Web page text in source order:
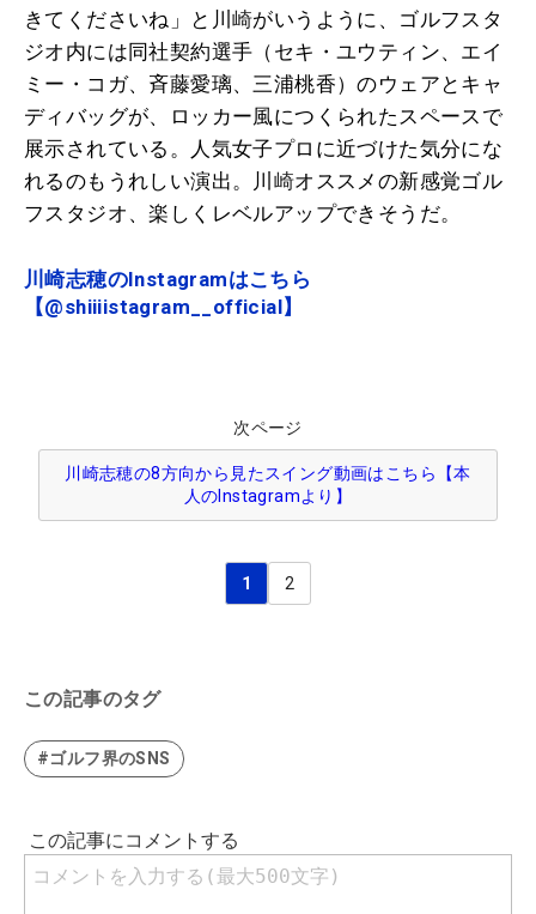
きてくださいね」と川 崎がいうように、ゴルフスタ
ジオ内には同社契約選手（セキ・ユウティン、エイ
ミー・コガ、斉藤愛璃、三浦桃香）のウェアとキャ
ディバッグが、ロッカー風につくられたスペースで
展示されている。人気女子プロに近づけた気分にな
れるのもうれしい演出。川 崎オススメの新感覚ゴル
フスタジオ、楽しくレベルアップできそうだ。
川崎志穂のInstagramはこちら
【@shiiiistagram__official】
次ページ
川崎志穂の8方向から見たスイング動画はこちら【本
人のInstagramより】
1 2
この記事のタグ
#ゴルフ界のSNS